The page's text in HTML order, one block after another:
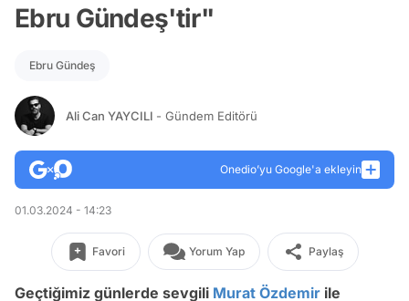
Ebru Gündeş'tir"
Ebru Gündeş
Ali Can YAYCILI - Gündem Editörü
Onedio’yu Google'a ekleyin
01.03.2024 - 14:23
Favori Yorum Yap Paylaş
Geçtiğimiz günlerde sevgili Murat Özdemir ile